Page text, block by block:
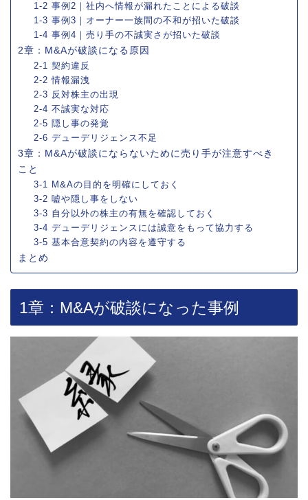
1-2 事例2｜社内へ情報が漏れたことによる破談
1-3 事例3｜オーナー一族間の不和が招いた破談
1-4 事例4｜売り手の不誠実さが招いた破談
2章：M&Aが破談になる原因
2-1 契約違反
2-2 情報漏洩
2-3 反対株主の出現
2-4 不誠実な対応
2-5 隠し事の発覚
2-6 デューデリジェンス不足
3章：M&Aが破談にならないために売り手が注意すべき
こと
3-1 M&Aの目的を明確にしておく
3-2 嘘や隠し事をしない
3-3 自分以外の株主の有無を確認しておく
3-4 デューデリジェンスには誠意をもって協力する
3-5 基本合意契約の内容を遵守する
まとめ
1章：M&Aが破談になった事例